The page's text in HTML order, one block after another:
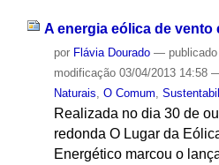
A energia eólica de vento
por Flávia Dourado — publicado
modificação03/04/2013 14:58
Naturais O Comum
Realizada no dia 30 de
redonda O Lugar da
Energético marcou o